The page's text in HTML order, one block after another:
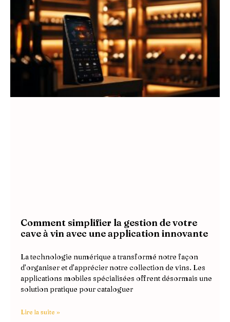
Comment simplifier la gestion de votre
cave à vin avec une application innovante
La technologie numérique a transformé notre façon
d’organiser et d’apprécier notre collection de vins. Les
applications mobiles spécialisées offrent désormais une
solution pratique pour cataloguer
Lire la suite »